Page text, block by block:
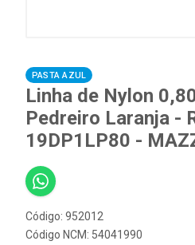
PASTA AZUL
Linha de Nylon
Pedreiro Laranja -
19DP1LP80 -
Código: 952012
Código NCM: 54041990